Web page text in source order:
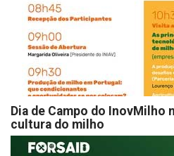
Dia de Campo do InovMilho
cultura do milho